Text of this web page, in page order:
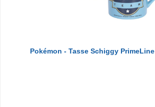
Pokémon - Tasse Schiggy PrimeLine